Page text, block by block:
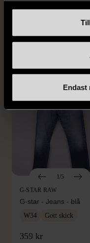
Endast
Gott skick
1/5
G-STAR RAW
G-star - Jeans - blå
W34 Gott skick
359 kr
FRÅN